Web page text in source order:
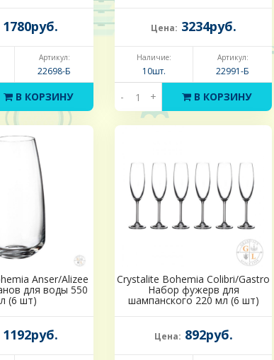
1780руб.
Артикул:
22698-Б
В КОРЗИНУ
Цена: 3234руб.
Наличие:
10шт.
Артикул:
22991-Б
- + В КОРЗИНУ
Anser/Alizee
для воды 550
(6 шт)
1192руб.
Crystalite Bohemia Colibri/Gastro
Набор фужерв для
шампанского 220 мл (6 шт)
Цена: 892руб.